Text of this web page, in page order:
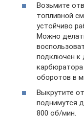
Возьмите
топливной
устойчиво
Можно
подключен к
оборотов в
Выкрутите
поднимутся
800 об/мин.